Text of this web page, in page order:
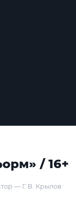
/ 16+
— Г. В. Крылов